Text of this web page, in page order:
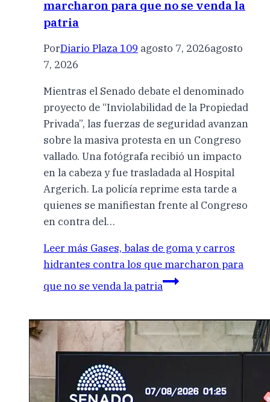
marcharon para que no se venda la
patria
PorDiario Plaza 109 agosto 7, 2026agosto
7, 2026
Mientras el Senado debate el denominado
proyecto de “Inviolabilidad de la Propiedad
Privada”, las fuerzas de seguridad avanzan
sobre la masiva protesta en un Congreso
vallado. Una fotógrafa recibió un impacto
en la cabeza y fue trasladada al Hospital
Argerich. La policía reprime esta tarde a
quienes se manifiestan frente al Congreso
en contra del…
Leer más Gases, balas de goma y carros
hidrantes contra los que marcharon para
que no se venda la patria